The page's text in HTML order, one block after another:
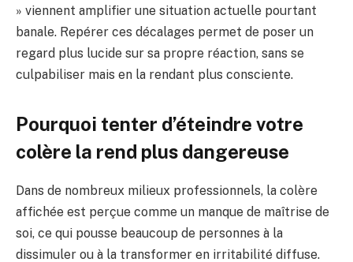
» viennent amplifier une situation actuelle pourtant
banale. Repérer ces décalages permet de poser un
regard plus lucide sur sa propre réaction, sans se
culpabiliser mais en la rendant plus consciente.
Pourquoi tenter d’éteindre votre
colère la rend plus dangereuse
Dans de nombreux milieux professionnels, la colère
affichée est perçue comme un manque de maîtrise de
soi, ce qui pousse beaucoup de personnes à la
dissimuler ou à la transformer en irritabilité diffuse.